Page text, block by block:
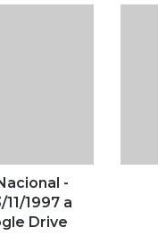
-
1997 a
Drive